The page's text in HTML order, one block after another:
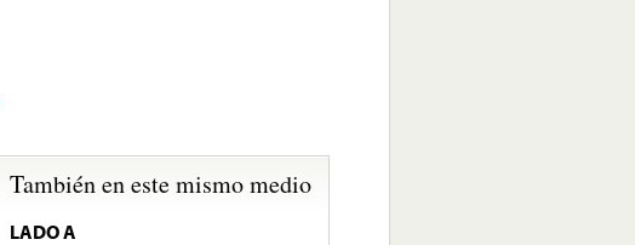
También en este mismo medio
LADO A